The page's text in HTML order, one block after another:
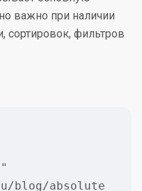
важно при наличии
сортировок, фильтров
blog/absolute